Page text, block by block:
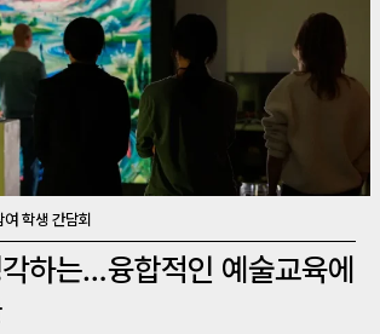
학생 간담회
하는…융합적인 예술교육에